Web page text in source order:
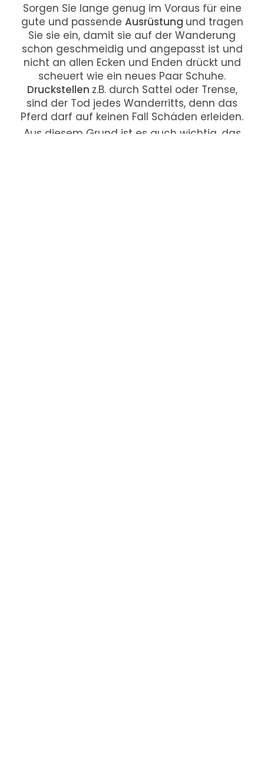
Sorgen Sie lange genug im Voraus für eine
gute und passende Ausrüstung und tragen
Sie sie ein, damit sie auf der Wanderung
schon geschmeidig und angepasst ist und
nicht an allen Ecken und Enden drückt und
scheuert wie ein neues Paar Schuhe.
Druckstellen z.B. durch Sattel oder Trense,
sind der Tod jedes Wanderritts, denn das
Pferd darf auf keinen Fall Schäden erleiden.
Aus diesem Grund ist es auch wichtig, das